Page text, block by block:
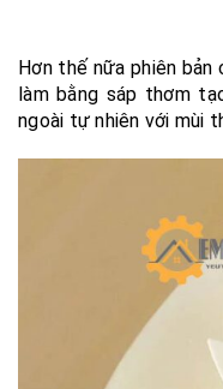
Hơn thế nữa phiên
làm bằng sáp thơm
ngoài tự nhiên với mùi